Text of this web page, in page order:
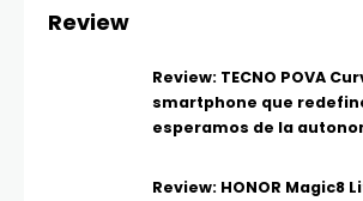
Review
Review: TECNO POVA
smartphone que
esperamos de la
Review: HONOR Magic8